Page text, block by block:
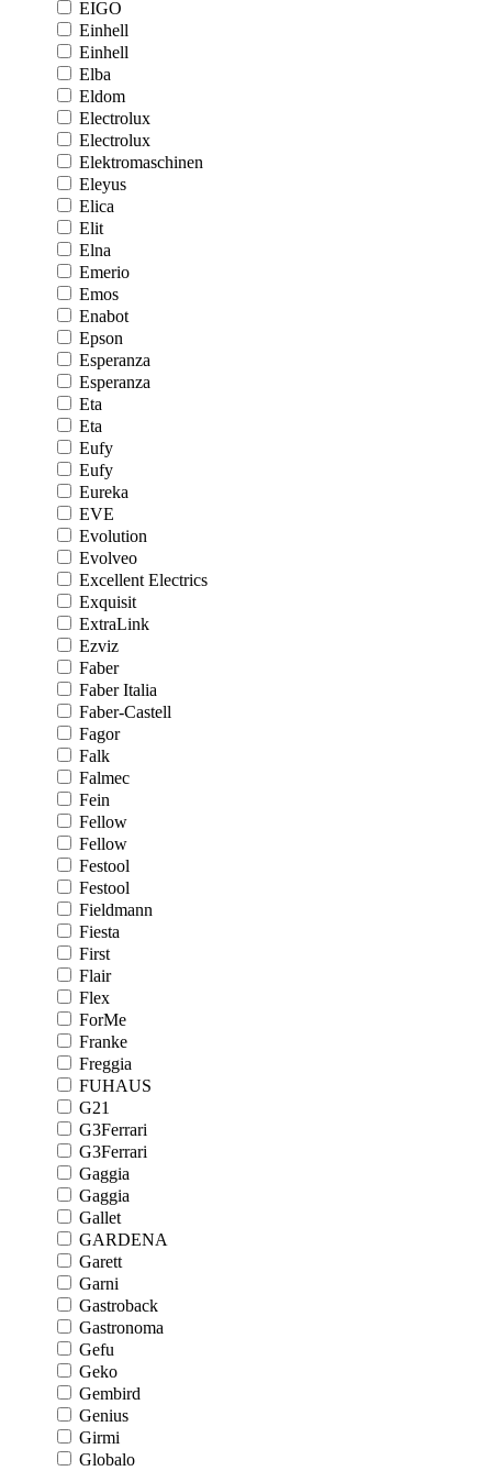
EIGO
Einhell
Einhell
Elba
Eldom
Electrolux
Electrolux
Elektromaschinen
Eleyus
Elica
Elit
Elna
Emerio
Emos
Enabot
Epson
Esperanza
Esperanza
Eta
Eta
Eufy
Eufy
Eureka
EVE
Evolution
Evolveo
Excellent Electrics
Exquisit
ExtraLink
Ezviz
Faber
Faber Italia
Faber-Castell
Fagor
Falk
Falmec
Fein
Fellow
Fellow
Festool
Festool
Fieldmann
Fiesta
First
Flair
Flex
ForMe
Franke
Freggia
FUHAUS
G21
G3Ferrari
G3Ferrari
Gaggia
Gaggia
Gallet
GARDENA
Garett
Garni
Gastroback
Gastronoma
Gefu
Geko
Gembird
Genius
Girmi
Globalo